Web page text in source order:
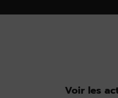
Voir les